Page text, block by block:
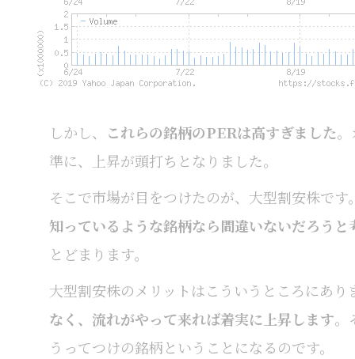
しかし、 これらの銘柄のPERは高すぎました
準に、上昇が頭打ちとなりました。
そこで市場が目をつけたのが、大型割安株です
知っているような銘柄なら間違いないだろうと
とどまります。
大型割安株のメリットはこういうところにあり
なく、流れがやって来れば着実に上昇します。
うってつけの銘柄ということになるのです。